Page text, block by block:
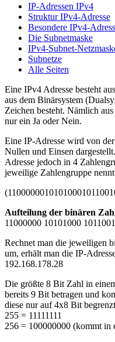
IP-Adressen IPv4
Struktur IPv4-Adresse
Besondere IPv4-
Die Subnetmaske
IPv4-Subnet-
Subnetze
Alle Seiten
Eine IPv4 Adresse besteht
aus dem Binärsystem
Zeichen besteht. Nämlich
nur ein Ja oder Nein.
Eine IP-Adresse wird von
Nullen und Einsen
Adresse jedoch in 4
jeweilige Zahlengruppe
Aufteilung der binären
11000000 10101000
Rechnet man die jeweiligen
um, erhält man die IP-
192.168.178.28
Die größte 8 Bit Zahl in
bereits 9 Bit betragen und
diese nur auf 4x8 Bit
255 = 11111111
256 = 100000000 (kommt in